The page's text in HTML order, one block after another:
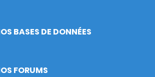
BASES DE DONNÉES
FORUMS